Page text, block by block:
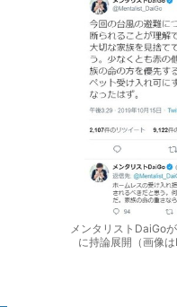
メンタリストDaiGo
に持論展開（画像